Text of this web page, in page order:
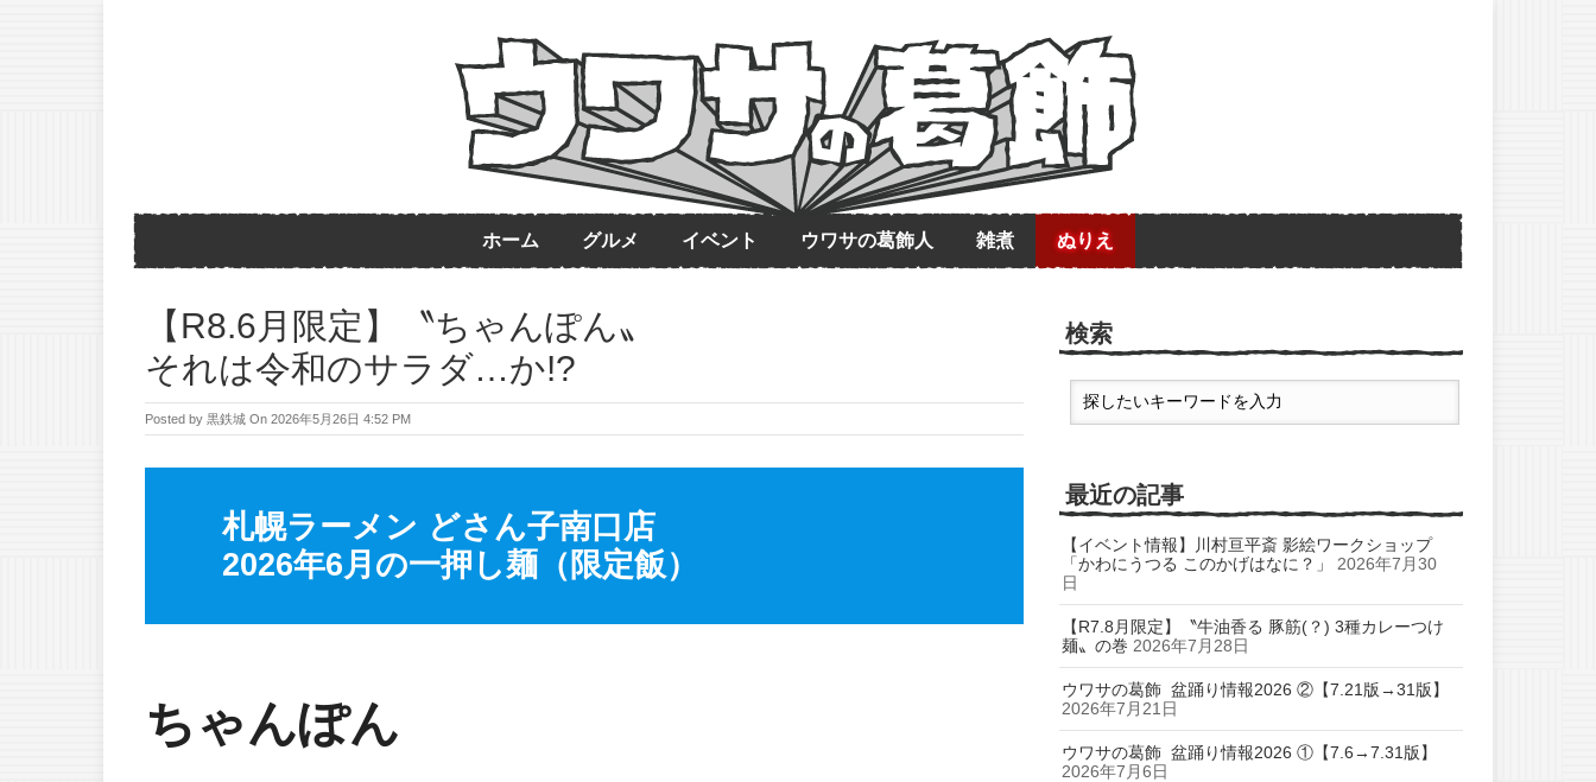
ホーム グルメ イベント ウワサの葛飾人 雑煮 ぬりえ
【R8.6月限定】〝ちゃんぽん〟
それは令和のサラダ…か!?
Posted by 黒鉄城 On 2026年5月26日 4:52 PM
札幌ラーメン どさん子南口店
2026年6月の一押し麺（限定飯）
ちゃんぽん
検索
最近の記事
【イベント情報】川村亘平斎 影絵ワークショップ
「かわにうつる このかげはなに？」
2026年7月30
日
【R7.8月限定】〝牛油香る 豚筋(？) 3種カレーつけ
麺〟の巻 2026年7月28日
ウワサの葛飾 盆踊り情報2026 ②【7.21版→31版】
2026年7月21日
ウワサの葛飾 盆踊り情報2026 ①【7.6→7.31版】
2026年7月6日